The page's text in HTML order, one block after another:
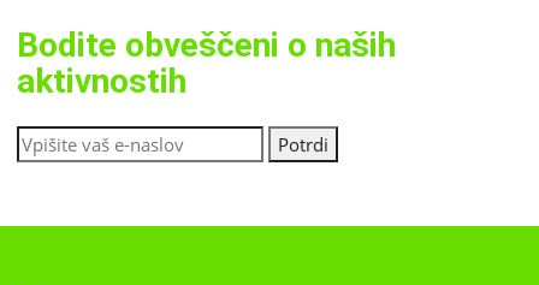
Bodite obveščeni o naših
aktivnostih